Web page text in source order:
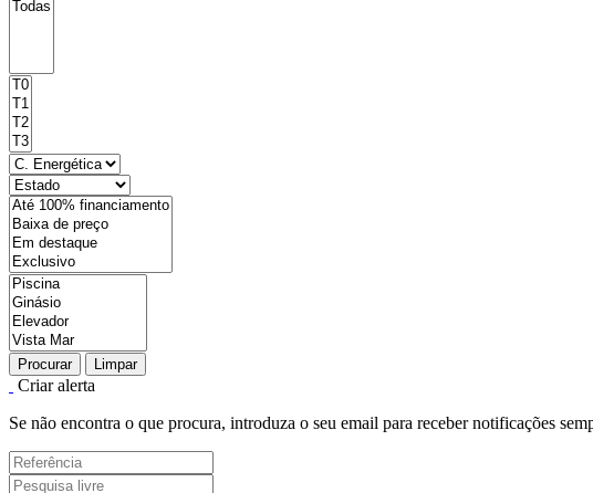
Procurar Limpar
Criar alerta
Se não encontra o que procura, introduza o seu email para receber notificações